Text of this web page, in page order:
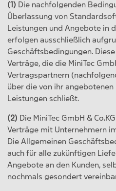
(1) Die nachfolgenden
Überlassung von
Leistungen und Angebote in
erfolgen ausschließlich
Geschäftsbedingungen.
Verträge, die die MiniTec
Vertragspartnern
über die von ihr
Leistungen schließt.
(2) Die MiniTec GmbH &
Verträge mit Unternehmern
Die Allgemeinen
auch für alle zukünftigen
Angebote an den Kunden,
nochmals gesondert